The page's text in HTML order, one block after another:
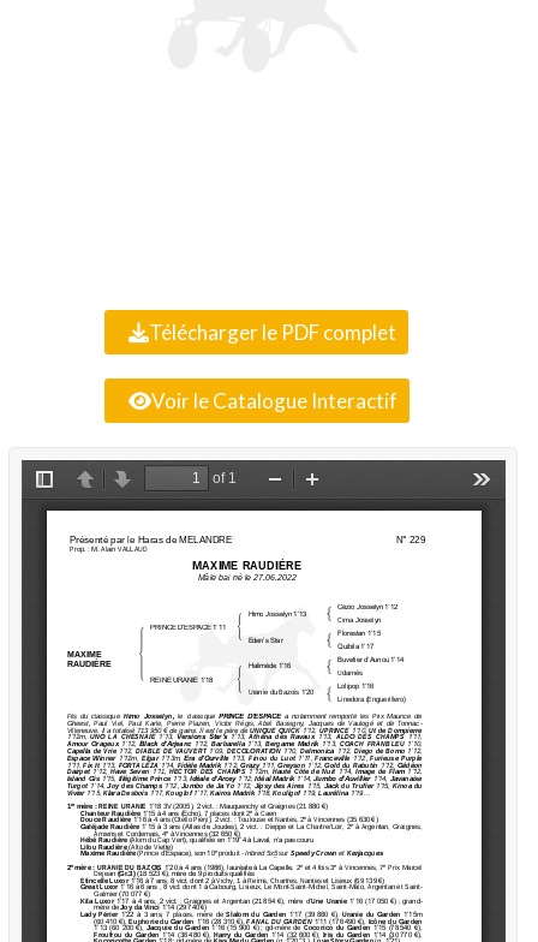
Télécharger le PDF complet
Voir le Catalogue Interactif